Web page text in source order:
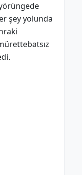
şey yolunda